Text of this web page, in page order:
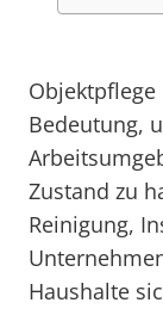
Bedeutung,
Zustand zu
Reinigung,
Haushalte